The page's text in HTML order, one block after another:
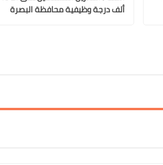
ألف درجة وظيفية محافظة البصرة